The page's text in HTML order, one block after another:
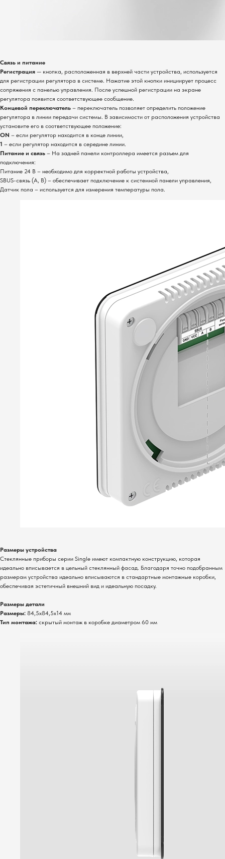
Связь и питание
Регистрация — кнопка, расположенная в верхней части устройства, используется
для регистрации регулятора в системе. Нажатие этой кнопки инициирует процесс
сопряжения с панелью управления. После успешной регистрации на экране
регулятора появится соответствующее сообщение.
Концевой переключатель – переключатель позволяет определить положение
регулятора в линии передачи системы. В зависимости от расположения устройства
установите его в соответствующее положение:
ON – если регулятор находится в конце линии,
1 – если регулятор находится в середине линии.
Питание и связь – На задней панели контроллера имеется разъем для
подключения:
Питание 24 В – необходимо для корректной работы устройства,
SBUS-связь (A, B) – обеспечивает подключение к системной панели управления,
Датчик пола – используется для измерения температуры пола.
Размеры устройства
Стеклянные приборы серии Single имеют компактную конструкцию, которая
идеально вписывается в цельный стеклянный фасад. Благодаря точно подобранным
размерам устройства идеально вписываются в стандартные монтажные коробки,
обеспечивая эстетичный внешний вид и идеальную посадку.
Размеры детали
Размеры: 84,5x84,5x14 мм
Тип монтажа: скрытый монтаж в коробке диаметром 60 мм